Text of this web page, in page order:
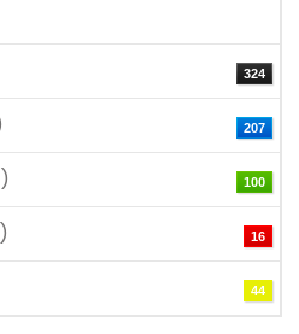
324
207
100
16
44